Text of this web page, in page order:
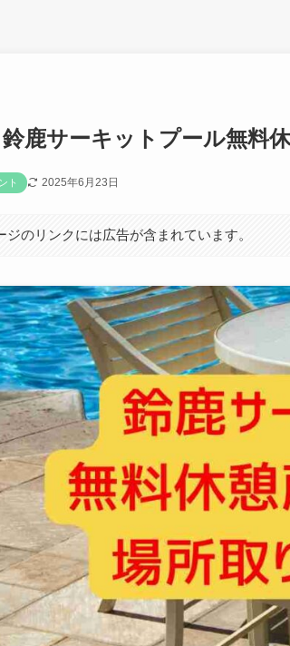
鈴鹿サーキットプール無料
ト 2025年6月23日
ジのリンクには広告が含まれています。